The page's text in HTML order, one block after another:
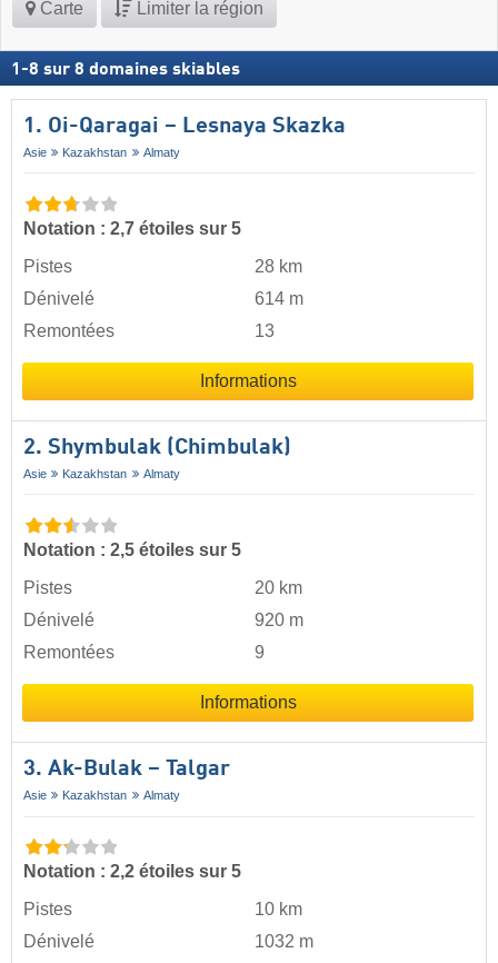
Carte Limiter la région
1 -8 sur 8 domaines skiables
1. Oi-Qaragai – Lesnaya Skazka
Asie Kazakhstan Almaty
Notation : 2,7 étoiles sur 5
Pistes
28 km
Dénivelé
614 m
Remontées
13
Informations
2. Shymbulak (Chimbulak)
Asie Kazakhstan Almaty
Notation : 2,5 étoiles sur 5
Pistes
20 km
Dénivelé
920 m
Remontées
9
Informations
3. Ak-Bulak – Talgar
Asie Kazakhstan Almaty
Notation : 2,2 étoiles sur 5
Pistes
10 km
Dénivelé
1032 m